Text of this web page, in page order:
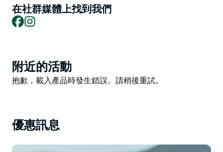
的每次入住都輕鬆便利。兩個區域均設有加熱鎂鹽泳池、
日光躺椅和公共燒烤區，是您放鬆身心、社交聚會或靜享
親近大自然的世外桃源。賓客經常可以在日落時分看到袋
鼠在河邊覓食，如果運氣好的話，還能看到海豚在河中嬉
戲，所有這些都可以在私人露台上欣賞到。
供應午餐和晚餐，是您品嚐當地美食、欣賞河景的絕佳去
處。划船和釣魚愛好者會很高興地發現，只有 250 公尺
在社群媒體上找到我們
Facebook
Product
List
附近的活動
Product
抱歉，載入產品時發生錯誤。請稍後重試。
優惠訊息